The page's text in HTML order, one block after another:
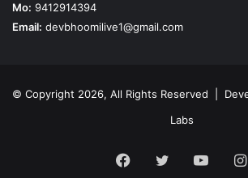
Mo: 9412914394
Email: devbhoomilive1@gmail.com
© Copyright 2026, All Rights Reserved |
Labs
Facebook
Twitter